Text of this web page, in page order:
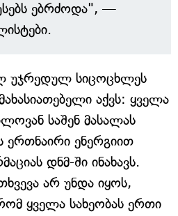
ებრძოდა", —
უჯრედულ სიცოცხლეს
აქვს: ყველა
საშენ მასალას
ერთნაირი ენერგიით
დნმ-ში ინახავს.
არ უნდა იყოს,
ყველა სახეობას ერთი